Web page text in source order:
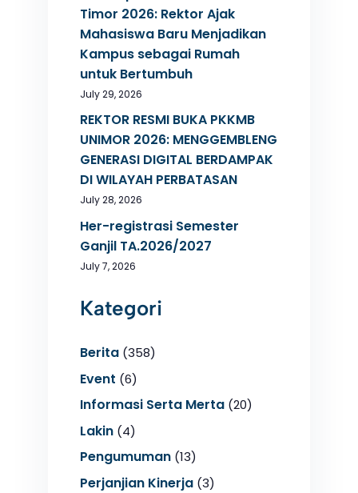
Timor 2026: Rektor Ajak
Mahasiswa Baru Menjadikan
Kampus sebagai Rumah
untuk Bertumbuh
July 29, 2026
REKTOR RESMI BUKA PKKMB
UNIMOR 2026: MENGGEMBLENG
GENERASI DIGITAL BERDAMPAK
DI WILAYAH PERBATASAN
July 28, 2026
Her-registrasi Semester
Ganjil TA.2026/2027
July 7, 2026
Kategori
Berita(358)
Event (6)
Informasi Serta Merta(20)
Lakin(4)
Pengumuman(13)
Perjanjian Kinerja(3)